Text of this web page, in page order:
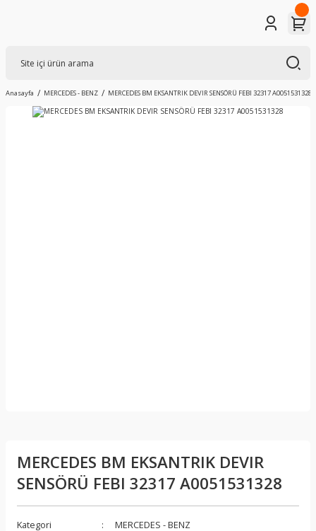
Anasayfa MERCEDES - BENZ MERCEDES BM EKSANTRIK DEVIR SENSÖRÜ FEBI 32317 A0051531328
MERCEDES BM EKSANTRIK DEVIR
SENSÖRÜ FEBI 32317 A0051531328
Kategori
MERCEDES - BENZ